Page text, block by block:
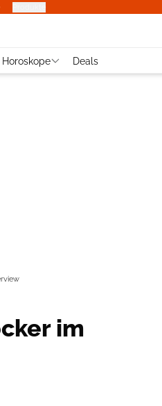
Horoskope Deals
im